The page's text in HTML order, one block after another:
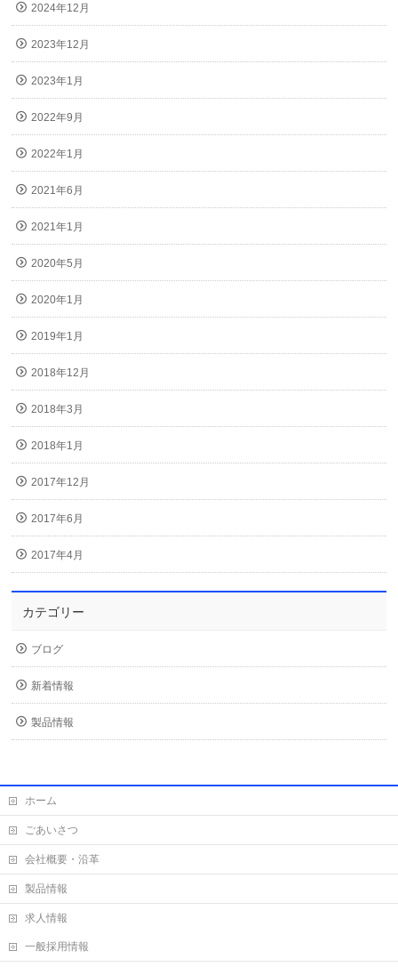
2024年12月
2023年12月
2023年1月
2022年9月
2022年1月
2021年6月
2021年1月
2020年5月
2020年1月
2019年1月
2018年12月
2018年3月
2018年1月
2017年12月
2017年6月
2017年4月
カテゴリー
ブログ
新着情報
製品情報
ホーム
ごあいさつ
会社概要・沿革
製品情報
求人情報
一般採用情報